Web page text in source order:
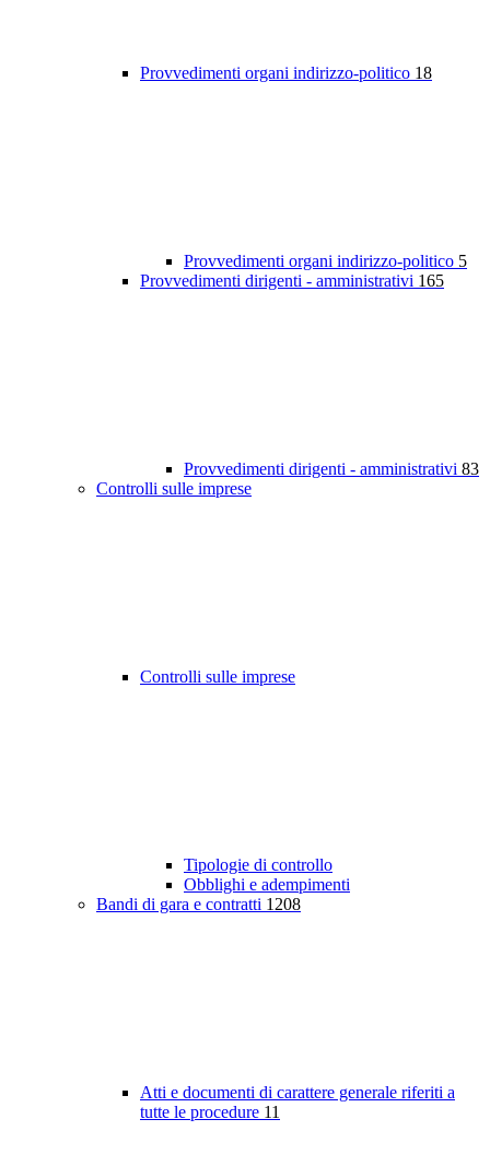
Provvedimenti organi indirizzo-politico 18
Provvedimenti organi indirizzo-politico 5
Provvedimenti dirigenti - amministrativi 165
Provvedimenti dirigenti - amministrativi 83
Controlli sulle imprese
Controlli sulle imprese
Tipologie di controllo
Obblighi e adempimenti
Bandi di gara e contratti 1208
Atti e documenti di carattere generale riferiti a
tutte le procedure 11